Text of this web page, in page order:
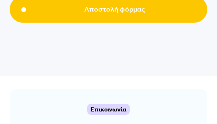
Αποστολή φόρμας
Επικοινωνία